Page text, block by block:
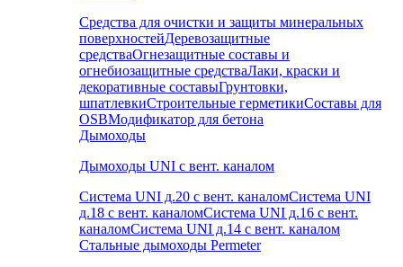
Средства для очистки и защиты минеральных
поверхностейДеревозащитные
средстваОгнезащитные составы и
огнебиозащитные средстваЛаки, краски и
декоративные составыГрунтовки,
шпатлевкиСтроительные герметикиСоставы для
OSBМодификатор для бетона
Дымоходы
Дымоходы UNI с вент. каналом
Система UNI д.20 с вент. каналомСистема UNI
д.18 с вент. каналомСистема UNI д.16 с вент.
каналомСистема UNI д.14 с вент. каналом
Стальные дымоходы Permeter